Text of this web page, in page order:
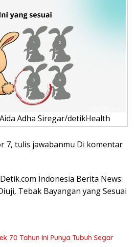
Adha Siregar/detikHealth
7, tulis jawabanmu Di komentar
Indonesia Berita News:
Tebak Bayangan yang Sesuai
70 Tahun Ini Punya Tubuh Segar